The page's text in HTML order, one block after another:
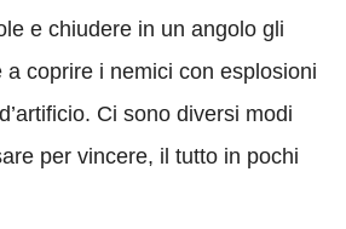
e chiudere in un angolo gli
coprire i nemici con esplosioni
Ci sono diversi modi
per vincere, il tutto in pochi